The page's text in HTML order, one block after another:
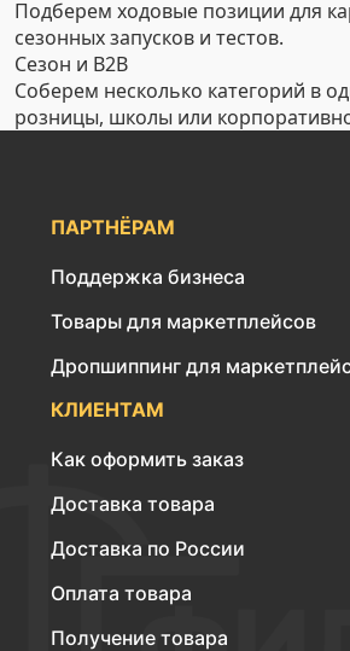
Подберем ходовые позиции для
сезонных запусков и тестов.
Сезон и B2B
Соберем несколько категорий в
розницы, школы или
ПАРТНЁРАМ
Поддержка бизнеса
Товары для маркетплейсов
Дропшиппинг для
КЛИЕНТАМ
Как оформить заказ
Доставка товара
Доставка по России
Оплата товара
Получение товара